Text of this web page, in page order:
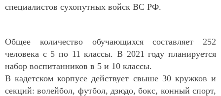
специалистов сухопутных войск ВС РФ.
Общее количество обучающихся составляет 252
человека с 5 по 11 классы. В 2021 году планируется
набор воспитанников в 5 и 10 классы.
В кадетском корпусе действует свыше 30 кружков и
секций: волейбол, футбол, дзюдо, бокс, конный спорт,